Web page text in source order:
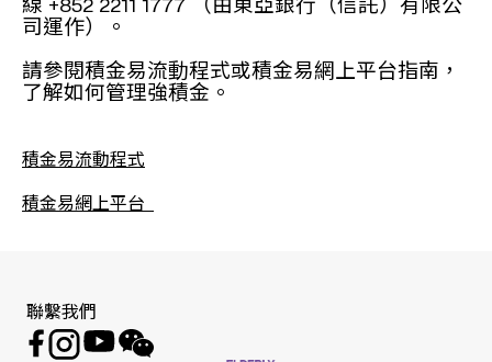
線 +852 2211 1777 （由東亞銀行（信託）有限公
司運作）。
請參閱積金易流動程式或積金易網上平台指南，
了解如何管理強積金。
積金易流動程式
積金易網上平台
聯繫我們